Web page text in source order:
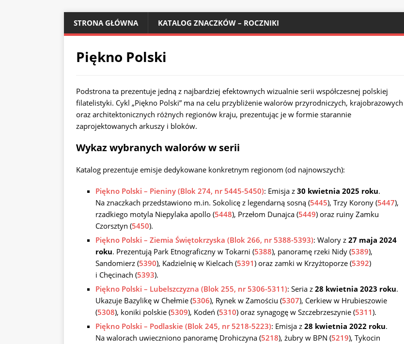
STRONA GŁÓWNA KATALOG ZNACZKÓW – ROCZNIKI
Piękno Polski
Podstrona ta prezentuje jedną z najbardziej efektownych wizualnie serii współczesnej polskiej
filatelistyki. Cykl „Piękno Polski” ma na celu przybliżenie walorów przyrodniczych, krajobrazowych
oraz architektonicznych różnych regionów kraju, prezentując je w formie starannie
zaprojektowanych arkuszy i bloków.
Wykaz wybranych walorów w serii
Katalog prezentuje emisje dedykowane konkretnym regionom (od najnowszych):
Piękno Polski – Pieniny (Blok 274, nr 5445-5450): Emisja z 30 kwietnia 2025 roku.
Na znaczkach przedstawiono m.in. Sokolicę z legendarną sosną (5445), Trzy Korony (5447),
rzadkiego motyla Niepylaka apollo (5448), Przełom Dunajca (5449) oraz ruiny Zamku
Czorsztyn (5450).
Piękno Polski – Ziemia Świętokrzyska (Blok 266, nr 5388-5393): Walory z 27 maja 2024
roku. Prezentują Park Etnograficzny w Tokarni (5388), panoramę rzeki Nidy (5389),
Sandomierz (5390), Kadzielnię w Kielcach (5391) oraz zamki w Krzyżtoporze (5392)
i Chęcinach (5393).
Piękno Polski – Lubelszczyzna (Blok 255, nr 5306-5311): Seria z 28 kwietnia 2023 roku.
Ukazuje Bazylikę w Chełmie (5306), Rynek w Zamościu (5307), Cerkiew w Hrubieszowie
(5308), koniki polskie (5309), Kodeń (5310) oraz synagogę w Szczebrzeszynie (5311).
Piękno Polski – Podlaskie (Blok 245, nr 5218-5223): Emisja z 28 kwietnia 2022 roku.
Na walorach uwieczniono panoramę Drohiczyna (5218), żubry w BPN (5219), Tykocin